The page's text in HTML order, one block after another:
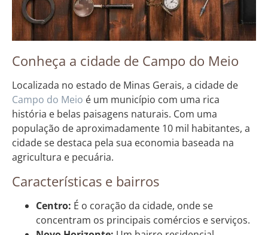
Conheça a cidade de Campo do Meio
Localizada no estado de Minas Gerais, a cidade de
Campo do Meio é um município com uma rica
história e belas paisagens naturais. Com uma
população de aproximadamente 10 mil habitantes, a
cidade se destaca pela sua economia baseada na
agricultura e pecuária.
Características e bairros
Centro: É o coração da cidade, onde se
concentram os principais comércios e serviços.